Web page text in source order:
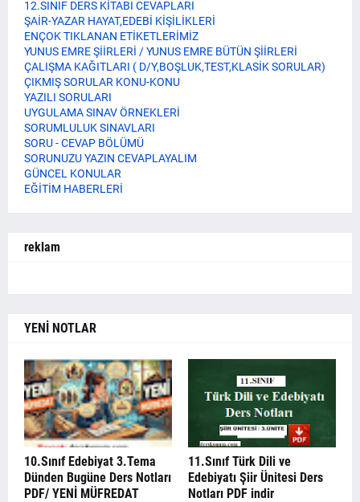
12.SINIF DERS KİTABI CEVAPLARI
ŞAİR-YAZAR HAYAT,EDEBİ KİŞİLİKLERİ
ENÇOK TIKLANAN ETİKETLERİMİZ
YUNUS EMRE ŞİİRLERİ / YUNUS EMRE BÜTÜN ŞİİRLERİ
ÇALIŞMA KAĞITLARI ( D/Y,BOŞLUK,TEST,KLASİK SORULAR)
ÇIKMIŞ SORULAR KONU-KONU
YAZILI SORULARI
UYGULAMA SINAV ÖRNEKLERİ
SORUMLULUK SINAVLARI
SORU - CEVAP BÖLÜMÜ
SORUNUZU YAZIN CEVAPLAYALIM
GÜNCEL KONULAR
EĞİTİM HABERLERİ
reklam
YENİ NOTLAR
10.Sınıf Edebiyat 3.Tema
Dünden Bugüne Ders Notları
PDF/ YENİ MÜFREDAT
11.Sınıf Türk Dili ve
Edebiyatı Şiir Ünitesi Ders
Notları PDF indir